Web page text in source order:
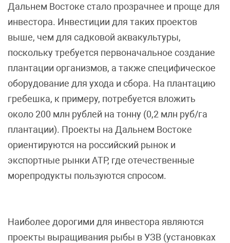
Дальнем Востоке стало прозрачнее и проще для
инвестора. Инвестиции для таких проектов
выше, чем для садковой аквакультуры,
поскольку требуется первоначальное создание
плантации организмов, а также специфическое
оборудование для ухода и сбора. На плантацию
гребешка, к примеру, потребуется вложить
около 200 млн рублей на тонну (0,2 млн руб/га
плантации). Проекты на Дальнем Востоке
ориентируются на российский рынок и
экспортные рынки АТР, где отечественные
морепродукты пользуются спросом.
Наиболее дорогими для инвестора являются
проекты выращивания рыбы в УЗВ (установках